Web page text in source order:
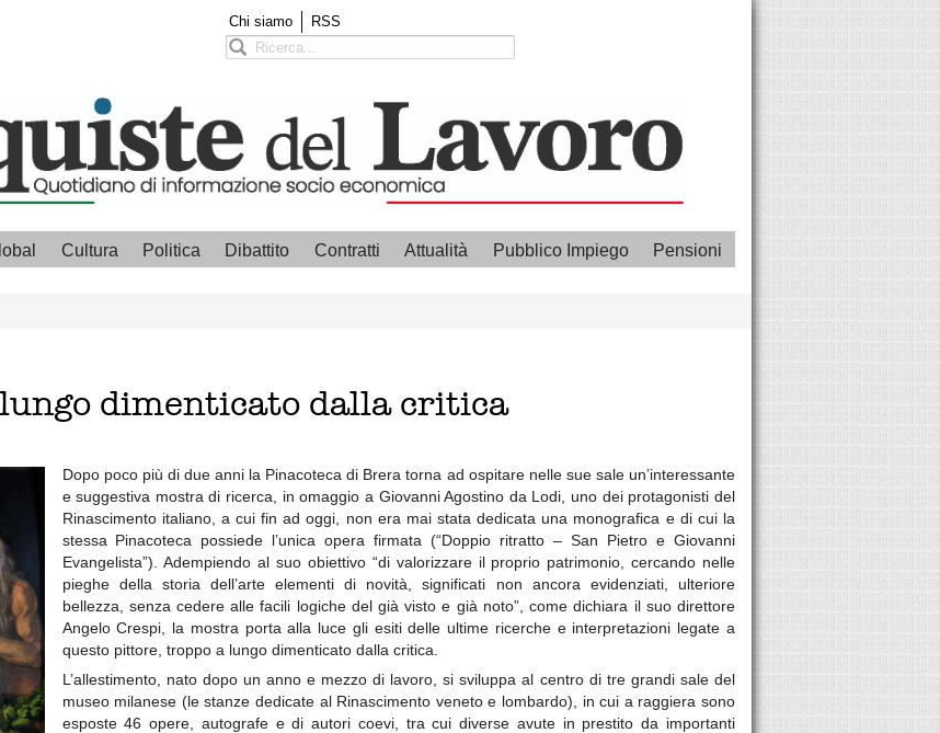
Chi siamo RSS
Cultura Politica Dibattito Contratti Attualità Pubblico Impiego Pensioni
dimenticato dalla critica
Dopo poco più di due anni la Pinacoteca di Brera torna ad ospitare nelle sue sale un’interessante
e suggestiva mostra di ricerca, in omaggio a Giovanni Agostino da Lodi, uno dei protagonisti del
Rinascimento italiano, a cui fin ad oggi, non era mai stata dedicata una monografica e di cui la
stessa Pinacoteca possiede l’unica opera firmata (“Doppio ritratto – San Pietro e Giovanni
Evangelista”). Adempiendo al suo obiettivo “di valorizzare il proprio patrimonio, cercando nelle
pieghe della storia dell’arte elementi di novità, significati non ancora evidenziati, ulteriore
bellezza, senza cedere alle facili logiche del già visto e già noto”, come dichiara il suo direttore
Angelo Crespi, la mostra porta alla luce gli esiti delle ultime ricerche e interpretazioni legate a
questo pittore, troppo a lungo dimenticato dalla critica.
L’allestimento, nato dopo un anno e mezzo di lavoro, si sviluppa al centro di tre grandi sale del
museo milanese (le stanze dedicate al Rinascimento veneto e lombardo), in cui a raggiera sono
esposte 46 opere, autografe e di autori coevi, tra cui diverse avute in prestito da importanti